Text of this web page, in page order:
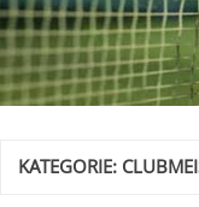
KATEGORIE: